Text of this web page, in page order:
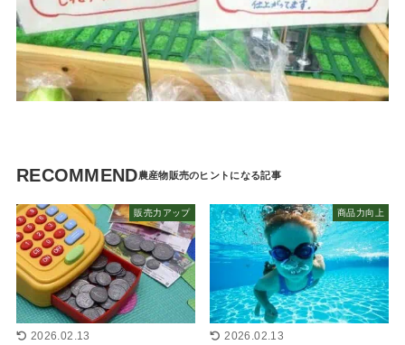
RECOMMEND
販売力アップ
2026.02.13
商品力向上
2026.02.13